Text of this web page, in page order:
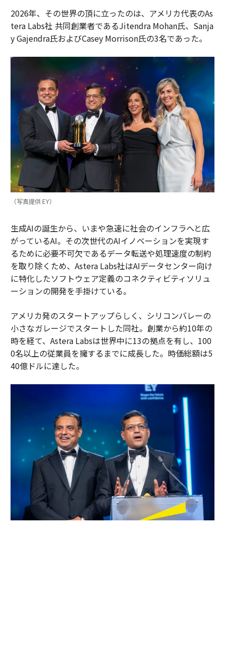
2026年、その世界の頂に立ったのは、アメリカ代表のAs
tera Labs社 共同創業者であるJitendra Mohan氏、Sanja
y Gajendra氏およびCasey Morrison氏の3名であった。
（写真提供 EY）
生成AIの誕生から、いまや急速に社会のインフラへと広
がっているAI。その次世代のAIイノベーションを実現す
るために必要不可欠であるデータ転送や処理速度の制約
を取り除くため、Astera Labs社はAIデータセンター向け
に特化したソフトウェア定義のコネクティビティソリュ
ーションの開発を手掛けている。
アメリカ発のスタートアップらしく、シリコンバレーの
小さなガレージでスタートした同社。創業から約10年の
時を経て、Astera Labsは世界中に13の拠点を有し、100
0名以上の従業員を擁するまでに成長した。時価総額は5
40億ドルに達した。